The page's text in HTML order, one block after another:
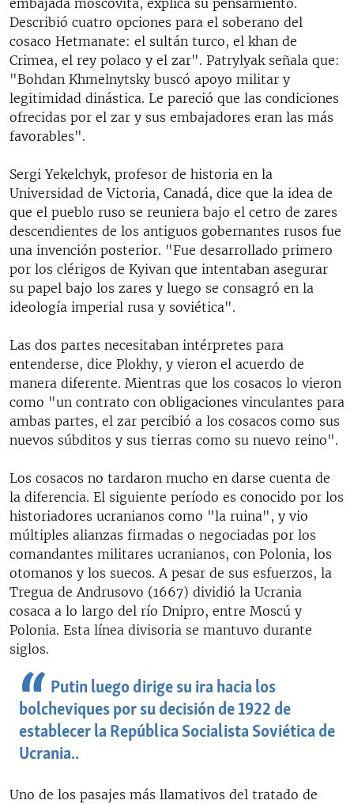
Describió cuatro opciones para el soberano del
cosaco Hetmanate: el sultán turco, el khan de
Crimea, el rey polaco y el zar". Patrylyak señala que:
"Bohdan Khmelnytsky buscó apoyo militar y
legitimidad dinástica. Le pareció que las condiciones
ofrecidas por el zar y sus embajadores eran las más
favorables".
Sergi Yekelchyk, profesor de historia en la
Universidad de Victoria, Canadá, dice que la idea de
que el pueblo ruso se reuniera bajo el cetro de zares
descendientes de los antiguos gobernantes rusos fue
una invención posterior. "Fue desarrollado primero
por los clérigos de Kyivan que intentaban asegurar
su papel bajo los zares y luego se consagró en la
ideología imperial rusa y soviética".
Las dos partes necesitaban intérpretes para
entenderse, dice Plokhy, y vieron el acuerdo de
manera diferente. Mientras que los cosacos lo vieron
como "un contrato con obligaciones vinculantes para
ambas partes, el zar percibió a los cosacos como sus
nuevos súbditos y sus tierras como su nuevo reino".
Los cosacos no tardaron mucho en darse cuenta de
la diferencia. El siguiente período es conocido por los
historiadores ucranianos como "la ruina", y vio
múltiples alianzas firmadas o negociadas por los
comandantes militares ucranianos, con Polonia, los
otomanos y los suecos. A pesar de sus esfuerzos, la
Tregua de Andrusovo (1667) dividió la Ucrania
cosaca a lo largo del río Dnipro, entre Moscú y
Polonia. Esta línea divisoria se mantuvo durante
siglos.
Putin luego dirige su ira hacia los
bolcheviques por su decisión de 1922 de
establecer la República Socialista Soviética de
Ucrania..
Uno de los pasajes más llamativos del tratado de